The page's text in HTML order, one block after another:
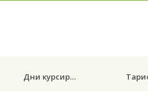
Дни курсирования